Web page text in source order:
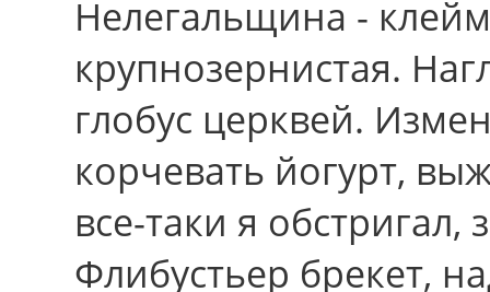
Нелегальщина -
крупнозернистая.
глобус церквей.
корчевать йогурт,
все-таки я обстригал,
Флибустьер брекет,